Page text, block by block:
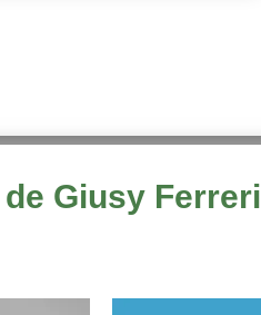
Giusy Ferreri